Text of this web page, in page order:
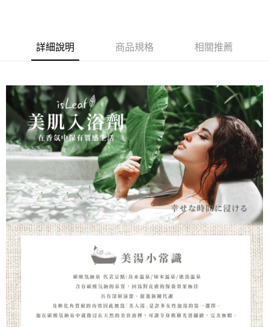
ATM／網路銀行／等多元方式進行付款，方視為交易完成。
※ 請注意：結帳手續完成當下不需立刻繳費，但若您需要取消訂單，請聯絡
※ 交易是否成功請以「AFTEE先享後付 」之結帳頁面顯示為準，若有關於
是否繳費成功／繳費後需取消欲退款等相關疑問，請聯繫「AFTEE先享後付
客戶支援中心」https://netprotections.freshdesk.com/support/home
【注意事項】
１．透過由恩沛科技股份有限公司提供之「AFTEE先享後付」服務完成之交
易，需依本服務之必要範圍內提供個人資料，並將交易相關給付款項請求債
權轉讓予恩沛科技股份有限公司。
２．關於個人資料處理事宜，請瀏覽以下網址：
https://aftee.tw/terms/#terms3
３．未成年的使用者請事先徵得法定代理人或監護人之同意方可使用
「AFTEE先享後付」，若未經同意申辦者引起之損失，本公司不負相關責
任。
４．使用「AFTEE先享後付」時，將依據個別帳號之用戶狀況，依本公司即
時審查核予不同之上限額度；若仍有額度不足之情形，本公司將視審查結果
請求用戶進行身份認證。
５．嚴禁一人註冊多個帳號或使用他人資訊註冊。若發現惡意使用之情形，
恩沛科技股份有限公司將有權停止該用戶之使用額度並採取法律行動。
7-11取貨付款
先付款後7-11取貨
每筆NT$80，滿NT$999(含以上)免運費
宅配
每筆NT$90，滿NT$999(含以上)免運費
詳細說明 商品規格 相關推薦